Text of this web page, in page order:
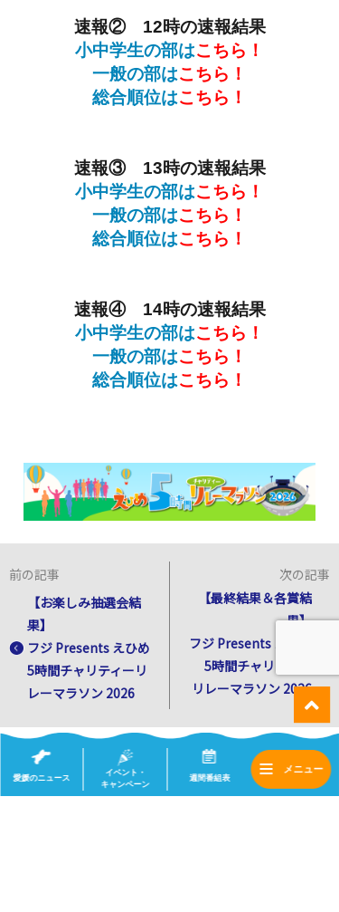
速報② 12時の速報結果
小中学生の部はこちら！
一般の部はこちら！
総合順位はこちら！
速報③ 13時の速報結果
小中学生の部はこちら！
一般の部はこちら！
総合順位はこちら！
速報④ 14時の速報結果
小中学生の部はこちら！
一般の部はこちら！
総合順位はこちら！
前の記事
【お楽しみ抽選会結
果】
フジ Presents えひめ
5時間チャリティーリ
レーマラソン 2026
次の記事
【最終結果＆各賞結
果】
フジ Presents えひめ
5時間チャリティー
リレーマラソン 2026
愛媛のニュース
イベント・
キャンペーン
週間番組表